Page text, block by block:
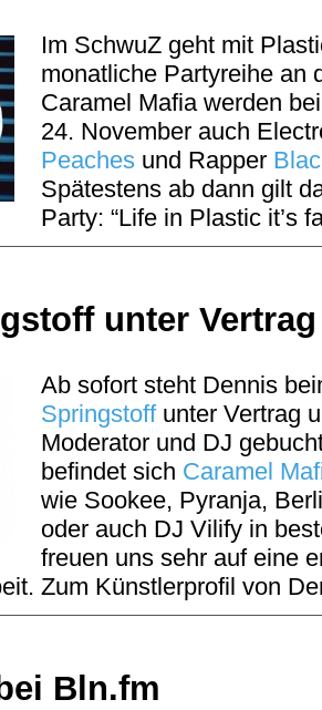
Im SchwuZ geht mit
monatliche Partyreihe an
Caramel Mafia werden
24. November auch
Peaches und Rapper
Spätestens ab dann gilt
Party: “Life in Plastic it’s
unter Vertrag
Ab sofort steht Dennis
Springstoffunter Vertrag
Moderator und DJ
befindet sich Caramel
wie Sookee, Pyranja,
oder auch DJ Vilify in
freuen uns sehr auf eine
Zum Künstlerprofil von
Bln.fm